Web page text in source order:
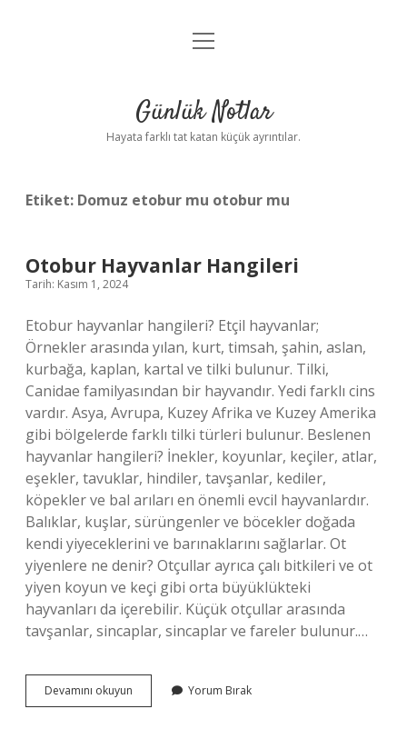
Anasayfa
Yasal Uyarı
menüyü
Günlük Notlar
Hayata farklı tat katan küçük ayrıntılar.
Etiket: Domuz etobur mu otobur mu
Otobur Hayvanlar Hangileri
Tarih: Kasım 1, 2024
Etobur hayvanlar hangileri? Etçil hayvanlar;
Örnekler arasında yılan, kurt, timsah, şahin, aslan,
kurbağa, kaplan, kartal ve tilki bulunur. Tilki,
Canidae familyasından bir hayvandır. Yedi farklı cins
vardır. Asya, Avrupa, Kuzey Afrika ve Kuzey Amerika
gibi bölgelerde farklı tilki türleri bulunur. Beslenen
hayvanlar hangileri? İnekler, koyunlar, keçiler, atlar,
eşekler, tavuklar, hindiler, tavşanlar, kediler,
köpekler ve bal arıları en önemli evcil hayvanlardır.
Balıklar, kuşlar, sürüngenler ve böcekler doğada
kendi yiyeceklerini ve barınaklarını sağlarlar. Ot
yiyenlere ne denir? Otçullar ayrıca çalı bitkileri ve ot
yiyen koyun ve keçi gibi orta büyüklükteki
hayvanları da içerebilir. Küçük otçullar arasında
tavşanlar, sincaplar, sincaplar ve fareler bulunur.…
Devamını okuyun
Hayvanlar
Yorum Bırak